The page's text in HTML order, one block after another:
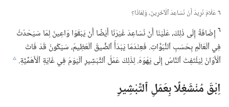
٦عَلَامَ نُرِيدُ أَنْ نُسَاعِدَ ٱلْآخَرِينَ،‏ وَلِمَاذَا؟‏
٦ إِضَافَةً إِلَى ذٰلِكَ،‏ عَلَيْنَا أَنْ نُسَاعِدَ غَيْرَنَا أَيْضًا أَنْ يَبْقَوْا وَاعِينَ لِمَا سَيَحْدُثُ
فِي ٱلْعَالَمِ بِحَسَبِ ٱلنُّبُوَّاتِ.‏ فَعِنْدَمَا يَبْدَأُ ٱلضِّيقُ ٱلْعَظِيمُ،‏ سَيَكُونُ قَدْ فَاتَ
ٱلْأَوَانُ لِيَلْتَفِتَ ٱلنَّاسُ إِلَى يَهْوَهَ.‏ لِذٰلِكَ عَمَلُ ٱلتَّبْشِيرِ ٱلْيَوْمَ فِي غَايَةِ ٱلْأَهَمِّيَّةِ.‏ c
اِبْقَ مُنْشَغِلًا بِعَمَلِ ٱلتَّبْشِيرِ